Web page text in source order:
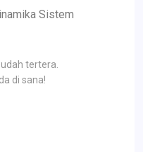
Sistem
tertera.
di sana!